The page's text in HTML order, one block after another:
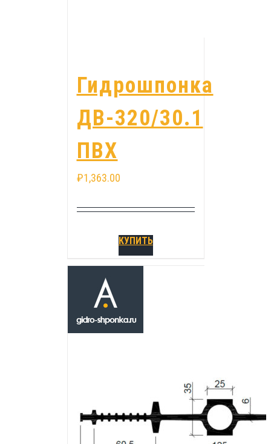
Гидрошпонка
ДВ-320/30.1
ПВХ
₽1,363.00
КУПИТЬ